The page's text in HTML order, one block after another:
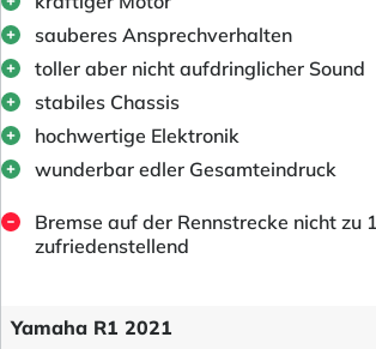
sauberes Ansprechverhalten
toller aber nicht aufdringlicher Sound
stabiles Chassis
hochwertige Elektronik
wunderbar edler Gesamteindruck
Bremse auf der Rennstrecke nicht zu
zufriedenstellend
Yamaha R1 2021